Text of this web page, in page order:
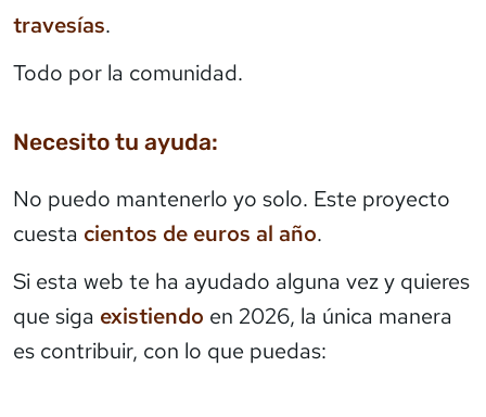
travesías.
Todo por la comunidad.
Necesito tu ayuda:
No puedo mantenerlo yo solo. Este proyecto
cuesta cientos de euros al año.
Si esta web te ha ayudado alguna vez y quieres
que siga existiendo en 2026, la única manera
es contribuir, con lo que puedas: